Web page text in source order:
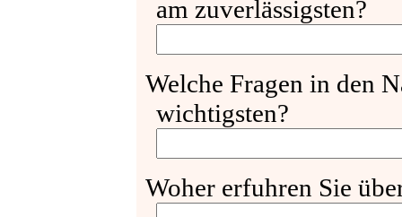
am zuverlässigsten?
Welche Fragen in den
wichtigsten?
Woher erfuhren Sie